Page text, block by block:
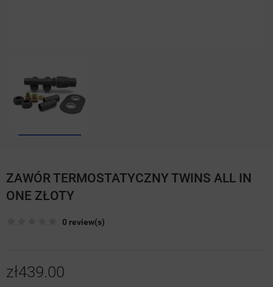
ZAWÓR TERMOSTATYCZNY TWINS ALL IN
ONE ZŁOTY
0 review(s)
zł439.00